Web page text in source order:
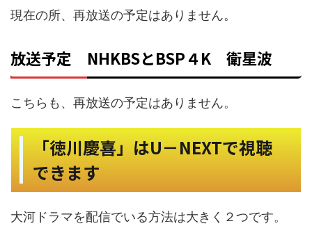
現在の所、再放送の予定はありません。
放送予定 NHKBSとBSP４K 衛星波
こちらも、再放送の予定はありません。
「徳川慶喜」はU－NEXTで視聴
できます
大河ドラマを配信でいる方法は大きく２つです。